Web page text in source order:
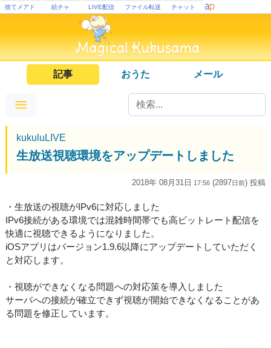
捨てメアド 絵チャ LIVE配信 ファイル転送 チャット
記事 おうた メール
kukuluLIVE
生放送視聴環境をアップデートしました
2018年 08月31日 17:56 (2897日前) 投稿
・生放送の視聴がIPv6に対応しました
IPv6接続がある環境では混雑時間帯でも高ビットレート配信を
快適に視聴できるようになりました。
iOSアプリはバージョン1.9.6以降にアップデートしていただく
と対応します。
・視聴ができなくなる問題への対応策を導入しました
サーバへの接続が確立できず視聴が開始できなくなることがあ
る問題を修正しています。